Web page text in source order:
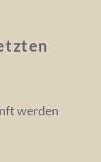
werden